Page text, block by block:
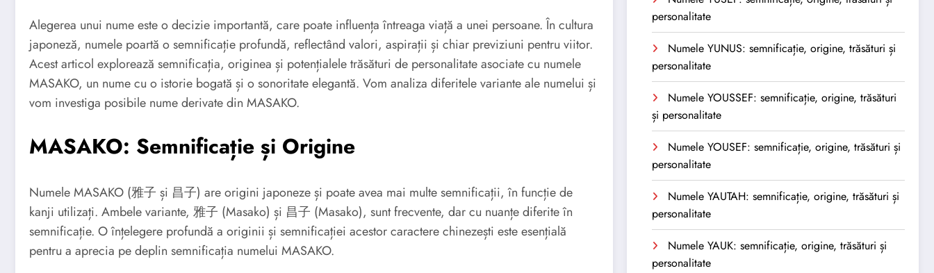
Alegerea unui nume este o decizie importantă, care poate influența întreaga viață a unei persoane. În cultura
japoneză, numele poartă o semnificație profundă, reflectând valori, aspirații și chiar previziuni pentru viitor.
Acest articol explorează semnificația, originea și potențialele trăsături de personalitate asociate cu numele
MASAKO, un nume cu o istorie bogată și o sonoritate elegantă. Vom analiza diferitele variante ale numelui și
vom investiga posibile nume derivate din MASAKO.
MASAKO: Semnificație și Origine
Numele MASAKO (雅子 și 昌子) are origini japoneze și poate avea mai multe semnificații, în funcție de
kanji utilizați. Ambele variante, 雅子 (Masako) și 昌子 (Masako), sunt frecvente, dar cu nuanțe diferite în
semnificație. O înțelegere profundă a originii și semnificației acestor caractere chinezești este esențială
pentru a aprecia pe deplin semnificația numelui MASAKO.
personalitate
Numele YUNUS: semnificație, origine, trăsături și
personalitate
Numele YOUSSEF: semnificație, origine, trăsături
și personalitate
Numele YOUSEF: semnificație, origine, trăsături și
personalitate
Numele YAUTAH: semnificație, origine, trăsături și
personalitate
Numele YAUK: semnificație, origine, trăsături și
personalitate